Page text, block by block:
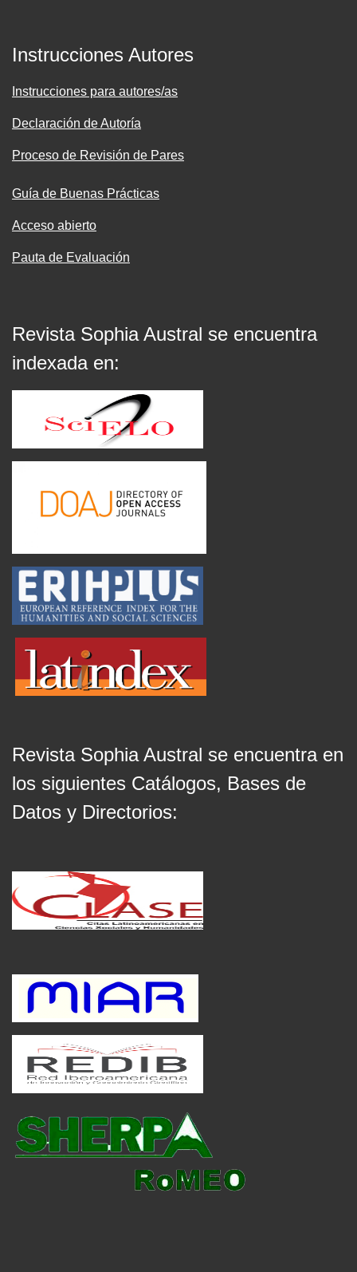
Instrucciones Autores
Instrucciones para autores/as
Declaración de Autoría
Proceso de Revisión de Pares
Guía de Buenas Prácticas
Acceso abierto
Pauta de Evaluación
Revista Sophia Austral se encuentra
indexada en:
Revista Sophia Austral se encuentra en
los siguientes Catálogos, Bases de
Datos y Directorios: